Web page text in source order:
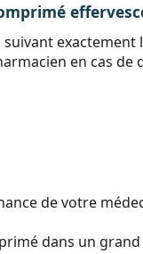
suivant
en cas de
de votre
dans un